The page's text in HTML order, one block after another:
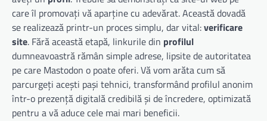
care îl promovați vă aparține cu adevărat. Această dovadă
se realizează printr-un proces simplu, dar vital:verificare
site. Fără această etapă, linkurile din profilul
dumneavoastră rămân simple adrese, lipsite de autoritatea
pe care Mastodon o poate oferi. Vă vom arăta cum să
parcurgeți acești pași tehnici, transformând profilul anonim
într-o prezență digitală credibilă și de încredere, optimizată
pentru a vă aduce cele mai mari beneficii.